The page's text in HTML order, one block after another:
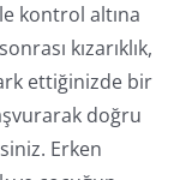
kontrol altına
kızarıklık,
ettiğinizde bir
doğru
Erken